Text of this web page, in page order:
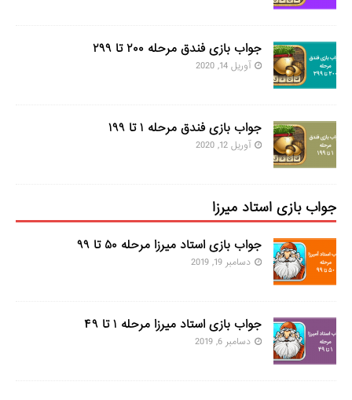
جواب بازی فندق مرحله ۲۰۰ تا ۲۹۹
آوریل 14, 2020
جواب بازی فندق مرحله ۱ تا ۱۹۹
آوریل 12, 2020
جواب بازی استاد میرزا
جواب بازی استاد میرزا مرحله ۵۰ تا ۹۹
دسامبر 19, 2019
جواب بازی استاد میرزا مرحله ۱ تا ۴۹
دسامبر 6, 2019